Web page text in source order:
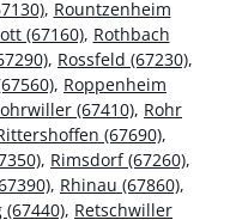
, Rountzenheim
(67160), Rothbach
, Rossfeld (67230),
, Roppenheim
(67410), Rohr
(67690),
, Rimsdorf (67260),
, Rhinau (67860),
, Retschwiller